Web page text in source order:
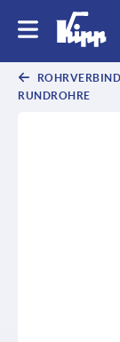
RUNDROHRE